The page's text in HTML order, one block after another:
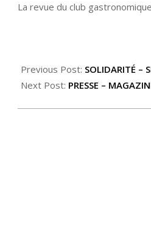
La revue du club
03-
19
Previous Post: SOLIDARITÉ –
Next Post: PRESSE –